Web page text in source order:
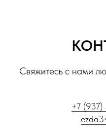
Свяжитесь с нами
+7